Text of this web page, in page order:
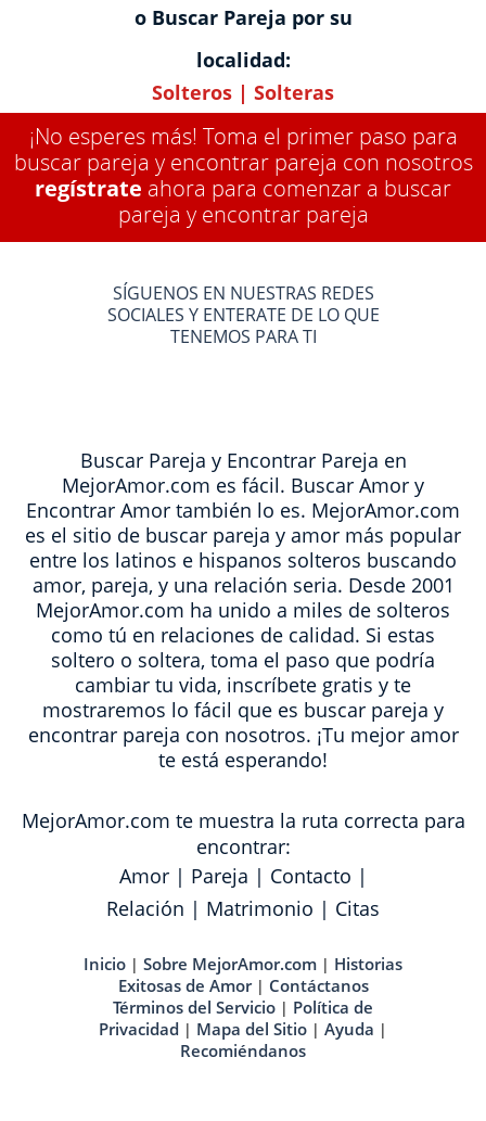
o Buscar Pareja por su
localidad:
Solteros | Solteras
¡No esperes más! Toma el primer paso para
buscar pareja y encontrar pareja con nosotros
regístrate ahora para comenzar a buscar
pareja y encontrar pareja
SÍGUENOS EN NUESTRAS REDES
SOCIALES Y ENTERATE DE LO QUE
TENEMOS PARA TI
Buscar Pareja y Encontrar Pareja en
MejorAmor.com es fácil. Buscar Amor y
Encontrar Amor también lo es. MejorAmor.com
es el sitio de buscar pareja y amor más popular
entre los latinos e hispanos solteros buscando
amor, pareja, y una relación seria. Desde 2001
MejorAmor.com ha unido a miles de solteros
como tú en relaciones de calidad. Si estas
soltero o soltera, toma el paso que podría
cambiar tu vida, inscríbete gratis y te
mostraremos lo fácil que es buscar pareja y
encontrar pareja con nosotros. ¡Tu mejor amor
te está esperando!
MejorAmor.com te muestra la ruta correcta para
encontrar:
Amor| Pareja | Contacto |
Relación | Matrimonio | Citas
Inicio | Sobre MejorAmor.com | Historias
Exitosas de Amor| Contáctanos
Términos del Servicio | Política de
Privacidad | Mapa del Sitio | Ayuda |
Recomiéndanos